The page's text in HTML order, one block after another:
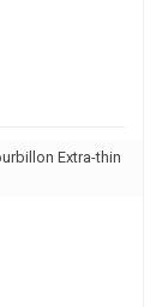
Extra-thin